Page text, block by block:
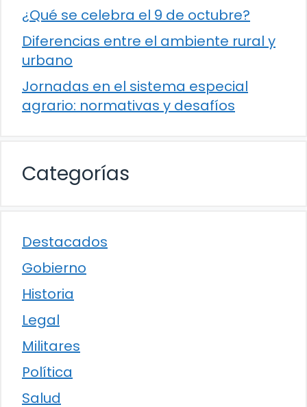
¿Qué se celebra el 9 de octubre?
Diferencias entre el ambiente rural y
urbano
Jornadas en el sistema especial
agrario: normativas y desafíos
Categorías
Destacados
Gobierno
Historia
Legal
Militares
Política
Salud